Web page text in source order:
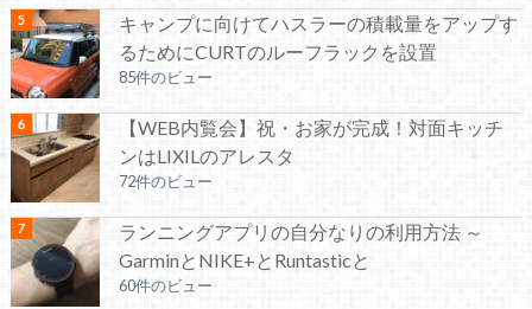
キャンプに向けてハスラーの積載量をアップす
るためにCURTのルーフラックを設置
85件のビュー
【WEB内覧会】祝・お家が完成！対面キッチ
ンはLIXILのアレスタ
72件のビュー
ランニングアプリの自分なりの利用方法 ～
GarminとNIKE+とRuntasticと
60件のビュー